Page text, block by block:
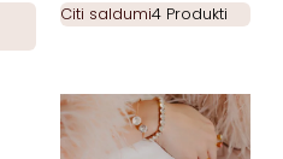
Citi saldumi4 Produkti